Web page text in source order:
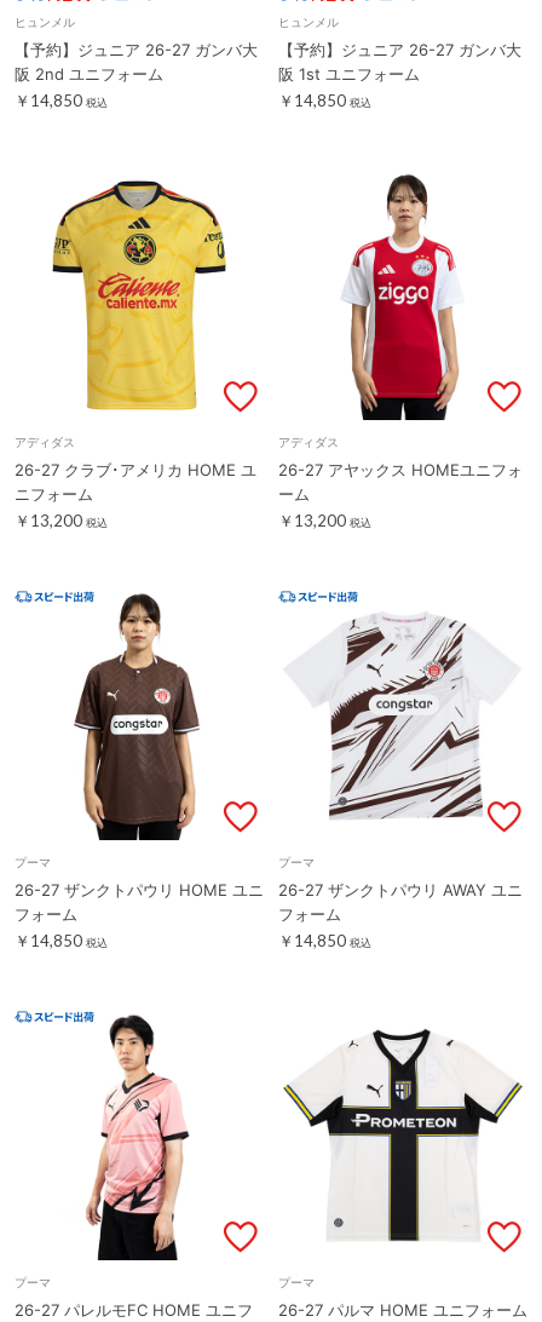
ヒュンメル
【予約】ジュニア 26-27 ガンバ大
阪 2nd ユニフォーム
￥14,850 税込
ヒュンメル
【予約】ジュニア 26-27 ガンバ大
阪 1st ユニフォーム
￥14,850 税込
アディダス
26-27 クラブ･アメリカ HOME ユ
ニフォーム
￥13,200 税込
アディダス
26-27 アヤックス HOMEユニフォ
ーム
￥13,200 税込
プーマ
26-27 ザンクトパウリ HOME ユニ
フォーム
￥14,850 税込
プーマ
26-27 ザンクトパウリ AWAY ユニ
フォーム
￥14,850 税込
プーマ
26-27 パレルモFC HOME ユニフ
プーマ
26-27 パルマ HOME ユニフォーム